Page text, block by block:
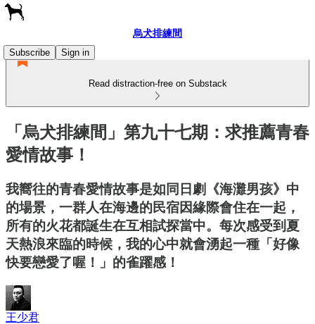
烏犬排練間
Subscribe
Sign in
Read distraction-free on Substack
「烏犬排練間」第九十七期：求推薦青春
愛情故事！
我嚮往的青春愛情故事是如同日劇《海灘男孩》中
的場景，一群人在海邊的民宿因緣際會住在一起，
所有的火花都誕生在互相試探當中。每次感受到夏
天熱浪來臨的時候，我的心中就會湧起一種「好像
快要戀愛了喔！」的雀躍感！
王少君